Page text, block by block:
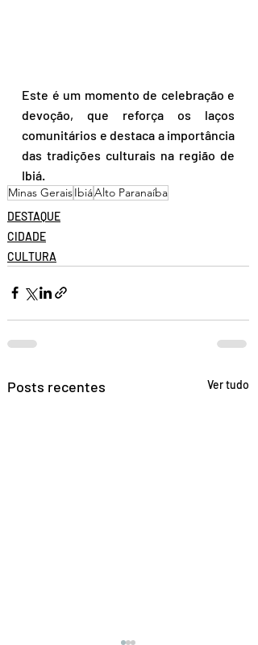
Este é um momento de celebração e
devoção, que reforça os laços
comunitários e destaca a importância
das tradições culturais na região de
Ibiá.
Minas GeraisIbiáAlto Paranaíba
DESTAQUE
CIDADE
CULTURA
Posts recentes Ver tudo